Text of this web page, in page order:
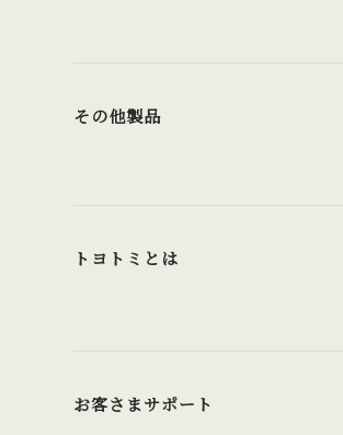
その他製品
トヨトミとは
お客さまサポート